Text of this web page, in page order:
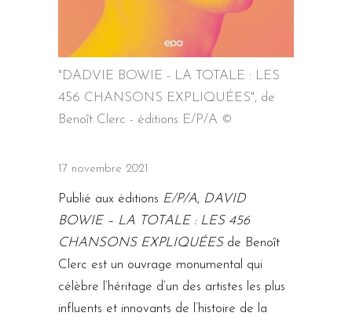
"DADVIE BOWIE - LA TOTALE : LES
456 CHANSONS EXPLIQUÉES", de
Benoît Clerc - éditions E/P/A ©
17 novembre 2021
Publié aux éditions E/P/A, DAVID
BOWIE – LA TOTALE : LES 456
CHANSONS EXPLIQUÉES de Benoît
Clerc est un ouvrage monumental qui
célèbre l’héritage d’un des artistes les plus
influents et innovants de l’histoire de la